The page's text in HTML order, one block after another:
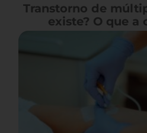
Transtorno de
existe? O que a